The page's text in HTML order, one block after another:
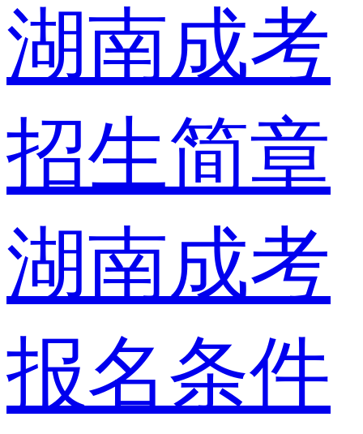
湖南成考
招生简章
湖南成考
报名条件